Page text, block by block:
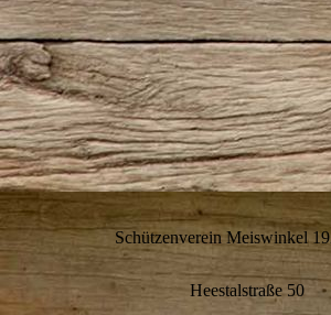
Schützenverein Meiswinkel
Heestalstraße 50